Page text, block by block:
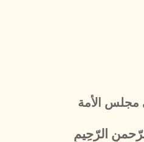
الأمة
الرّحِيمِ